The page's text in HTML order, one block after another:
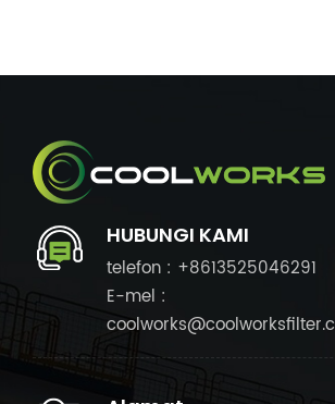
HUBUNGI KAMI
telefon : +8613525046291
E-mel :